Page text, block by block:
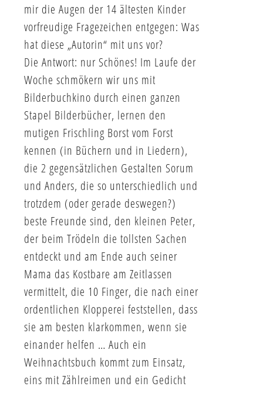
mir die Augen der 14 ältesten Kinder
vorfreudige Fragezeichen entgegen: Was
hat diese „Autorin“ mit uns vor?
Die Antwort: nur Schönes! Im Laufe der
Woche schmökern wir uns mit
Bilderbuchkino durch einen ganzen
Stapel Bilderbücher, lernen den
mutigen Frischling Borst vom Forst
kennen (in Büchern und in Liedern),
die 2 gegensätzlichen Gestalten Sorum
und Anders, die so unterschiedlich und
trotzdem (oder gerade deswegen?)
beste Freunde sind, den kleinen Peter,
der beim Trödeln die tollsten Sachen
entdeckt und am Ende auch seiner
Mama das Kostbare am Zeitlassen
vermittelt, die 10 Finger, die nach einer
ordentlichen Klopperei feststellen, dass
sie am besten klarkommen, wenn sie
einander helfen … Auch ein
Weihnachtsbuch kommt zum Einsatz,
eins mit Zählreimen und ein Gedicht